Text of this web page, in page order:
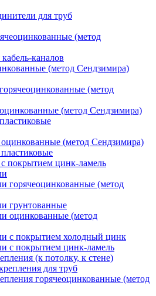
для труб
(метод
каналов
(метод Сендзимира)
(метод
(метод Сендзимира)
(метод Сендзимира)
покрытием цинк-ламель
горячеоцинкованные (метод
грунтованные
оцинкованные (метод
с покрытием холодный цинк
с покрытием цинк-ламель
(к потолку, к стене)
для труб
горячеоцинкованные (метод